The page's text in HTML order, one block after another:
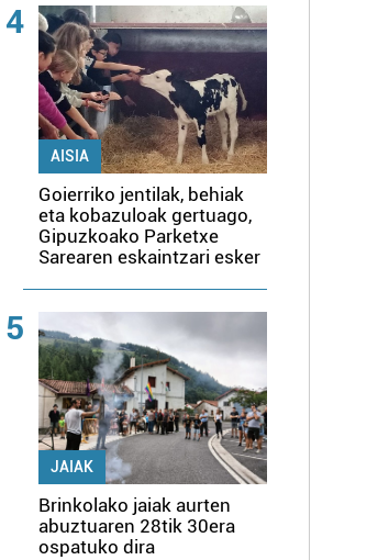
4
AISIA
Goierriko jentilak, behiak
eta kobazuloak gertuago,
Gipuzkoako Parketxe
Sarearen eskaintzari esker
5
JAIAK
Brinkolako jaiak aurten
abuztuaren 28tik 30era
ospatuko dira